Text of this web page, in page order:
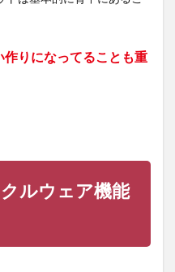
りになってることも重
ルウェア機能